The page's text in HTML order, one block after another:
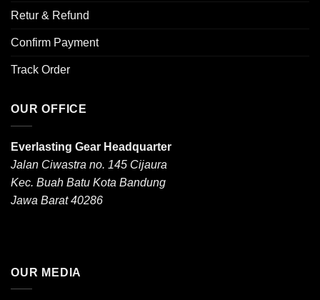
Retur & Refund
Confirm Payment
Track Order
OUR OFFICE
Everlasting Gear Headquarter
Jalan Ciwastra no. 145 Cijaura
Kec. Buah Batu Kota Bandung
Jawa Barat 40286
OUR MEDIA